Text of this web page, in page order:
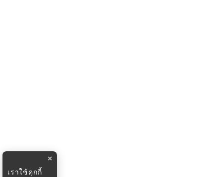
×
เราใช้คุกกี้